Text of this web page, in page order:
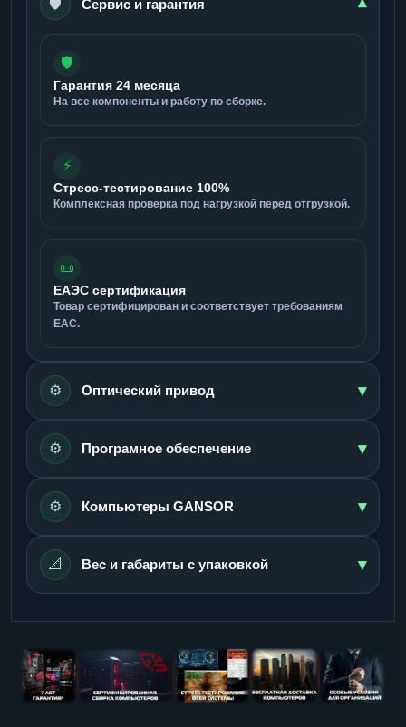
🛡️ Сервис и гарантия ▾
🛡️
Гарантия 24 месяца
На все компоненты и работу по сборке.
⚡
Стресс-тестирование 100%
Комплексная проверка под нагрузкой перед отгрузкой.
📜
ЕАЭС сертификация
Товар сертифицирован и соответствует требованиям
ЕАС.
⚙️ Оптический привод ▾
⚙️ Програмное обеспечение ▾
⚙️ Компьютеры GANSOR ▾
📐 Вес и габариты с упаковкой ▾